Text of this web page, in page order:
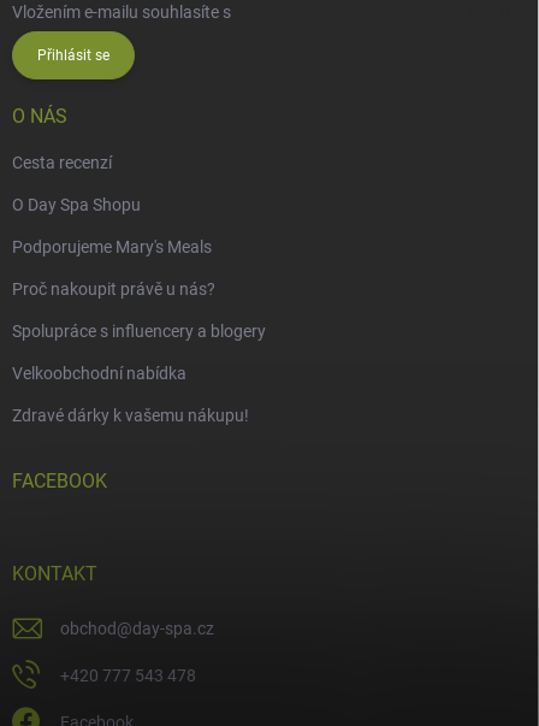
Vložením e-mailu souhlasíte s
Přihlásit se
O NÁS
Cesta recenzí
O Day Spa Shopu
Podporujeme Mary's Meals
Proč nakoupit právě u nás?
Spolupráce s influencery a blogery
Velkoobchodní nabídka
Zdravé dárky k vašemu nákupu!
FACEBOOK
KONTAKT
obchod@day-spa.cz
+420 777 543 478